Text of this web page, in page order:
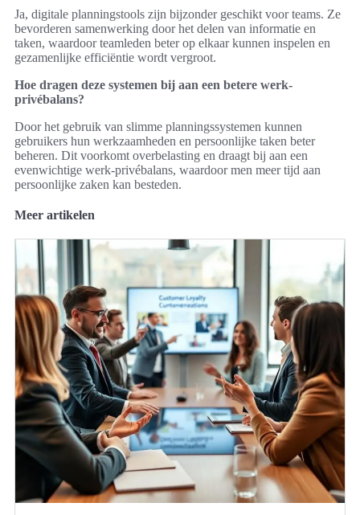
Ja, digitale planningstools zijn bijzonder geschikt voor teams. Ze
bevorderen samenwerking door het delen van informatie en
taken, waardoor teamleden beter op elkaar kunnen inspelen en
gezamenlijke efficiëntie wordt vergroot.
Hoe dragen deze systemen bij aan een betere werk-
privébalans?
Door het gebruik van slimme planningssystemen kunnen
gebruikers hun werkzaamheden en persoonlijke taken beter
beheren. Dit voorkomt overbelasting en draagt bij aan een
evenwichtige werk-privébalans, waardoor men meer tijd aan
persoonlijke zaken kan besteden.
Meer artikelen